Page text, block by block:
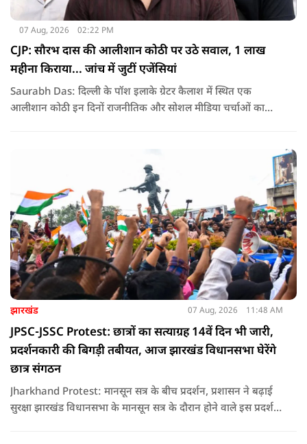
07 Aug, 2026 02:22 PM
CJP: सौरभ दास की आलीशान कोठी पर उठे सवाल, 1 लाख
महीना किराया... जांच में जुटीं एजेंसियां
Saurabh Das: दिल्ली के पॉश इलाके ग्रेटर कैलाश में स्थित एक
आलीशान कोठी इन दिनों राजनीतिक और सोशल मीडिया चर्चाओं का
झारखंड 07 Aug, 2026 11:48 AM
JPSC-JSSC Protest: छात्रों का सत्याग्रह 14वें दिन भी जारी,
प्रदर्शनकारी की बिगड़ी तबीयत, आज झारखंड विधानसभा घेरेंगे
छात्र संगठन
Jharkhand Protest: मानसून सत्र के बीच प्रदर्शन, प्रशासन ने बढ़ाई
सुरक्षा झारखंड विधानसभा के मानसून सत्र के दौरान होने वाले इस प्रदर्शन